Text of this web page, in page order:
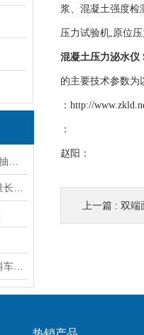
浆、混凝土强度检
压力试验机,原位
混凝土压力泌水仪
的主要技术参数为
： http://
：
赵阳：
上一篇 : 双端